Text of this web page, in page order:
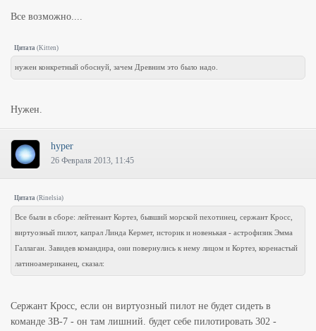
Все возможно....
Цитата (Kitten)
нужен конкретный обоснуй, зачем Древним это было надо.
Нужен.
hyper
26 Февраля 2013, 11:45
Цитата (Rinelsia)
Все были в сборе: лейтенант Кортез, бывший морской пехотинец, сержант Кросс,
виртуозный пилот, капрал Линда Кермет, историк и новенькая - астрофизик Эмма
Галлаган. Завидев командира, они повернулись к нему лицом и Кортез, коренастый
латиноамериканец, сказал:
Сержант Кросс, если он виртуозный пилот не будет сидеть в
команде ЗВ-7 - он там лишний. будет себе пилотировать 302 -